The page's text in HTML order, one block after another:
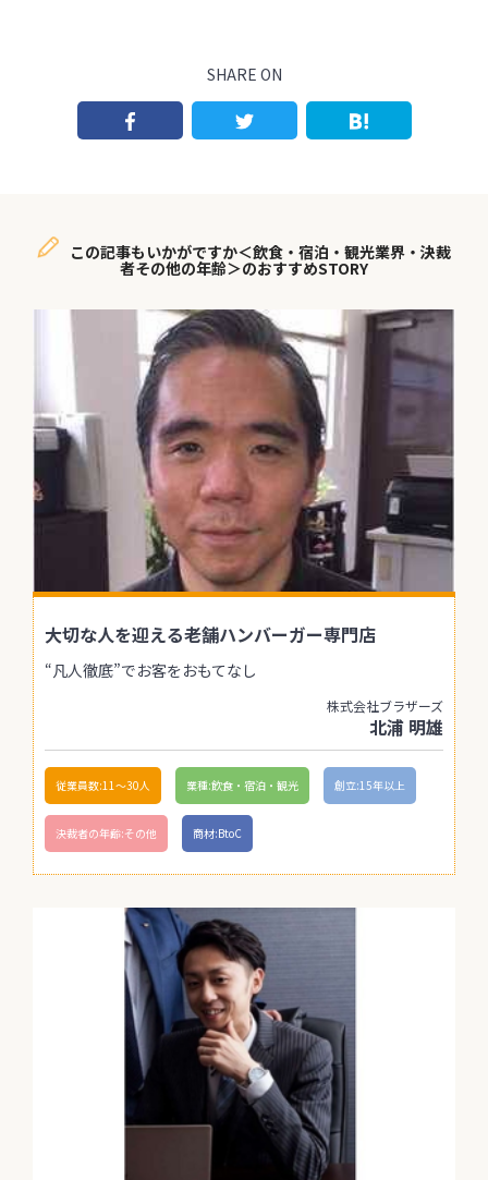
SHARE ON
この記事もいかがですか＜飲食・宿泊・観光業界・決裁
者その他の年齢＞のおすすめSTORY
大切な人を迎える老舗ハンバーガー専門店
“凡人徹底”でお客をおもてなし
株式会社ブラザーズ
北浦 明雄
従業員数:11〜30人 業種:飲食・宿泊・観光 創立:15年以上
決裁者の年齢:その他 商材:BtoC